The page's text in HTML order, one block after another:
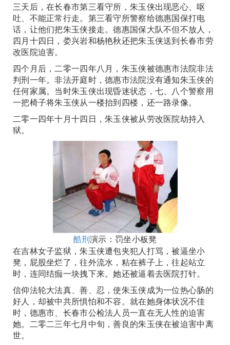
三天后，在长春市第三看守所，朱玉侠出现恶心、呕
吐、不能正常行走。第三看守所警察给德惠国保打电
话，让他们把朱玉侠接走。德惠国保大队不但不放人，
四月十四日，娄兴岩和杨艳秋还把朱玉侠送到长春市劳
改医院迫害。
四个月后，二零一四年八月，朱玉侠被德惠市法院非法
判刑一年。非法开庭时，德惠市法院没有通知朱玉侠的
任何家属。当时朱玉侠出现昏迷状态，七、八个警察用
一把椅子将朱玉侠从一楼抬到四楼，还一路录像。
二零一四年十月十四日，朱玉侠被从劳改医院劫持入
狱。
酷刑演示：罚坐小板凳
在吉林女子监狱，朱玉侠遭包夹犯人打骂，被逼坐小
凳，屁股坐烂了，往外流水，粘在裤子上，往起站立
时，连同结痂一块拽下来。她还被逼着去医院打针。
信仰法轮大法真、善、忍，使朱玉侠成为一位热心肠的
好人，却被中共所惧怕和不容。就在她身体状况不佳
时，德惠市、长春市公检法人员一直在无人性的迫害
她。二零二三年七月中旬，善良的朱玉侠在被迫害中离
世。